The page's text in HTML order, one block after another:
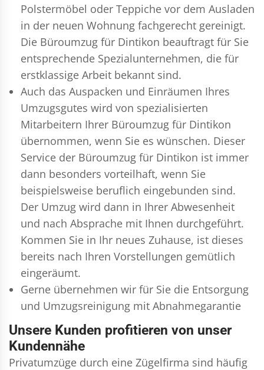
Polstermöbel oder Teppiche vor dem Ausladen
in der neuen Wohnung fachgerecht gereinigt.
Die Büroumzug für Dintikon beauftragt für Sie
entsprechende Spezialunternehmen, die für
erstklassige Arbeit bekannt sind.
Auch das Auspacken und Einräumen Ihres
Umzugsgutes wird von spezialisierten
Mitarbeitern Ihrer Büroumzug für Dintikon
übernommen, wenn Sie es wünschen. Dieser
Service der Büroumzug für Dintikon ist immer
dann besonders vorteilhaft, wenn Sie
beispielsweise beruflich eingebunden sind.
Der Umzug wird dann in Ihrer Abwesenheit
und nach Absprache mit Ihnen durchgeführt.
Kommen Sie in Ihr neues Zuhause, ist dieses
bereits nach Ihren Vorstellungen gemütlich
eingeräumt.
Gerne übernehmen wir für Sie die Entsorgung
und Umzugsreinigung mit Abnahmegarantie
Unsere Kunden profitieren von unser
Kundennähe
Privatumzüge durch eine Zügelfirma sind häufig